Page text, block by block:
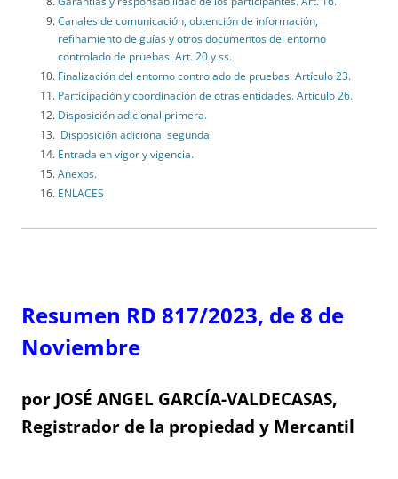
Canales de comunicación, obtención de información,
refinamiento de guías y otros documentos del entorno
controlado de pruebas. Art. 20 y ss.
Finalización del entorno controlado de pruebas. Artículo 23.
Participación y coordinación de otras entidades. Artículo 26.
Disposición adicional primera.
Disposición adicional segunda.
Entrada en vigor y vigencia.
Anexos.
ENLACES
Resumen RD 817/2023, de 8 de
Noviembre
por JOSÉ ANGEL GARCÍA-VALDECASAS,
Registrador de la propiedad y Mercantil